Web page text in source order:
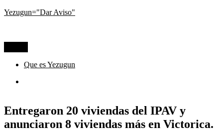
Ir
Yezugun="Dar Aviso"
Que es Yezugun
Entregaron 20 viviendas del IPAV y
anunciaron 8 viviendas más en Victorica.